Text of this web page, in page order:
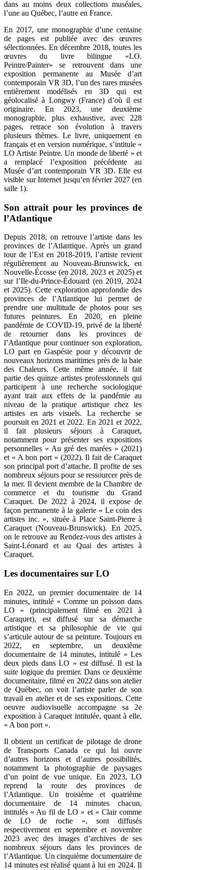
dans au moins deux collections muséales,
l’une au Québec, l’autre en France.
En 2017, une monographie d’une centaine
de pages est publiée avec des œuvres
sélectionnées. En décembre 2018, toutes les
œuvres du livre bilingue «LO.
Peintre/Painter» se retrouvent dans une
exposition permanente au Musée d’art
contemporain VR 3D, l’un des rares musées
entièrement modélisés en 3D qui est
géolocalisé à Longwy (France) d’où il est
originaire. En 2023, une deuxième
monographie, plus exhaustive, avec 228
pages, retrace son évolution à travers
plusieurs thèmes. Le livre, uniquement en
français et en version numérique, s’intitule «
LO Artiste Peintre. Un monde de liberté » et
a remplacé l’exposition précédente au
Musée d’art contemporain VR 3D. Elle est
visible sur Internet jusqu’en février 2027 (en
salle 1).
Son attrait pour les provinces de
l’Atlantique
Depuis 2018, on retrouve l’artiste dans les
provinces de l’Atlantique. Après un grand
tour de l’Est en 2018-2019, l’artiste revient
régulièrement au Nouveau-Brunswick, en
Nouvelle-Écosse (en 2018, 2023 et 2025) et
sur l’Ile-du-Prince-Édouard (en 2019, 2024
et 2025). Cette exploration approfondie des
provinces de l’Atlantique lui permet de
prendre une multitude de photos pour ses
futures peintures. En 2020, en pleine
pandémie de COVID-19, privé de la liberté
de retourner dans les provinces de
l’Atlantique pour continuer son exploration,
LO part en Gaspésie pour y découvrir de
nouveaux horizons maritimes près de la baie
des Chaleurs. Cette même année, il fait
partie des quinze artistes professionnels qui
participent à une recherche sociologique
ayant trait aux effets de la pandémie au
niveau de la pratique artistique chez les
artistes en arts visuels. La recherche se
poursuit en 2021 et 2022. En 2021 et 2022,
il fait plusieurs séjours à Caraquet,
notamment pour présenter ses expositions
personnelles « Au gré des marées » (2021)
et « A bon port » (2022). Il fait de Caraquet
son principal port d’attache. Il profite de ses
nombreux séjours pour se ressourcer près de
la mer. Il devient membre de la Chambre de
commerce et du tourisme du Grand
Caraquet. De 2022 à 2024, il expose de
façon permanente à la galerie « Le coin des
artistes inc. », située à Place Saint-Pierre à
Caraquet (Nouveau-Brunswick). En 2025,
on le retrouve au Rendez-vous des artistes à
Saint-Léonard et au Quai des artistes à
Caraquet.
Les documentaires sur LO
En 2022, un premier documentaire de 14
minutes, intitulé « Comme un poisson dans
LO » (principalement filmé en 2021 à
Caraquet), est diffusé sur sa démarche
artistique et sa philosophie de vie qui
s’articule autour de sa peinture. Toujours en
2022, en septembre, un deuxième
documentaire de 14 minutes, intitulé « Les
deux pieds dans LO » est diffusé. Il est la
suite logique du premier. Dans ce deuxième
documentaire, filmé en 2022 dans son atelier
de Québec, on voit l’artiste parler de son
travail en atelier et de ses expositions. Cette
oeuvre audiovisuelle accompagne sa 2e
exposition à Caraquet intitulée, quant à elle,
« A bon port ».
Il obtient un certificat de pilotage de drone
de Transports Canada ce qui lui ouvre
d’autres horizons et d’autres possibilités,
notamment la photographie de paysages
d’un point de vue unique. En 2023, LO
reprend la route des provinces de
l’Atlantique. Un troisième et quatrième
documentaire de 14 minutes chacun,
intitulés « Au fil de LO » et « Clair comme
de LO de roche », sont diffusés
respectivement en septembre et novembre
2023 avec des images d’archives de ses
nombreux séjours dans les provinces de
l’Atlantique. Un cinquième documentaire de
14 minutes est réalisé quant à lui en 2024. Il